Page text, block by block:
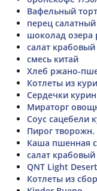
Вафельный торт
перец
шоколад озера
салат крабовый
смесь китай
Хлеб ржано-
Котлеты из
Сердечки
Мираторг
Соус сацебели
Пирог
Каша пшенная
салат
QNT Light Desert
Котлеты из